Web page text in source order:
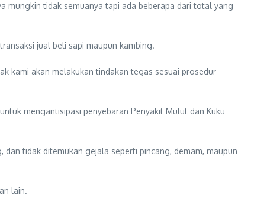
mungkin tidak semuanya tapi ada beberapa dari total yang
jual beli sapi maupun kambing.
kami akan melakukan tindakan tegas sesuai prosedur
mengantisipasi penyebaran Penyakit Mulut dan Kuku
dan tidak ditemukan gejala seperti pincang, demam, maupun
lain.